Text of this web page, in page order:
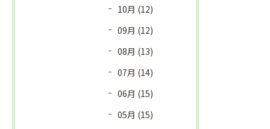
10月 (12)
09月 (12)
08月 (13)
07月 (14)
06月 (15)
05月 (15)